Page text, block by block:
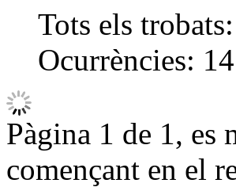
Tots els trobats:
Ocurrències: 14
Pàgina 1 de 1, es
començant en el